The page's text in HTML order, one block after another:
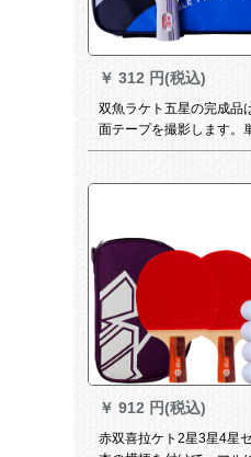
￥ 312 円(税込)
双魚ラケト五星の完成品
面テープを撮影します。
星四星の直筆／短柄（四
￥ 912 円(税込)
赤双喜拉ケト2星3星4星